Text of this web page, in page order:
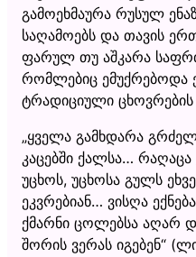
გამოეხმაურა რუსულ
საღამოებს და თავის
ფარულ თუ აშკარა
რომლებიც
ტრადიციული ცხოვრების
„ყველა გამხდარა
კაცებში ქალსა…
უცხოს, უცხოსა გულს
ეკვრებიან… ვისღა
ქმარნი ცოლებსა აღარ
შორის ვერას იგებენ“